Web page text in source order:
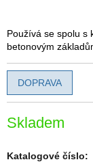
Skladem
Používá se spolu s
betonovým
Katalogové číslo:
DOPRAVA